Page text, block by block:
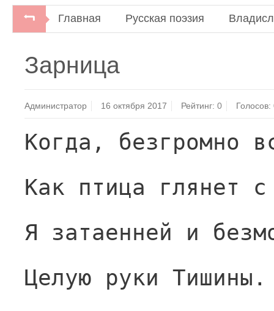
Главная Русская поэзия
Зарница
Администратор 16 октября 2017 Рейтинг:0 Голосов:
Когда, безгромно
Как птица глянет
Я затаенней и
Целую руки Тишины.